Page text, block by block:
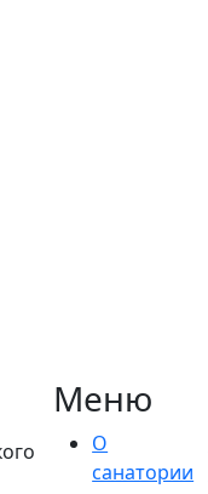
Меню
О
санатории